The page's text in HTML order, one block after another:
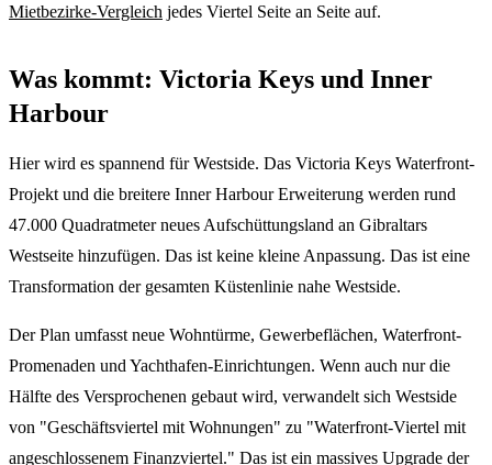
Mietbezirke-Vergleich jedes Viertel Seite an Seite auf.
Was kommt: Victoria Keys und Inner
Harbour
Hier wird es spannend für Westside. Das Victoria Keys Waterfront-
Projekt und die breitere Inner Harbour Erweiterung werden rund
47.000 Quadratmeter neues Aufschüttungsland an Gibraltars
Westseite hinzufügen. Das ist keine kleine Anpassung. Das ist eine
Transformation der gesamten Küstenlinie nahe Westside.
Der Plan umfasst neue Wohntürme, Gewerbeflächen, Waterfront-
Promenaden und Yachthafen-Einrichtungen. Wenn auch nur die
Hälfte des Versprochenen gebaut wird, verwandelt sich Westside
von "Geschäftsviertel mit Wohnungen" zu "Waterfront-Viertel mit
angeschlossenem Finanzviertel." Das ist ein massives Upgrade der